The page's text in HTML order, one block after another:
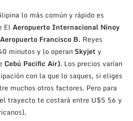
lo más común y rápido es
El Aeropuerto Internacional Ninoy
Aeropuerto Francisco B. Reyes
minutos y lo operan Skyjet y
Cebú Pacific Air). Los precios varían
con la que lo saques, si eliges
muchos otros factores. Pero para
trayecto te costará entre U$S 56 y